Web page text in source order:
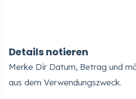
Details notieren
Merke Dir Datum, Betrag und
aus dem Verwendungszweck.